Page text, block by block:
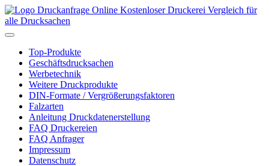
Kostenloser Druckerei Vergleich für
alle Drucksachen
Toggle
navigationTop-Produkte
Geschäftsdrucksachen
Werbetechnik
Weitere Druckprodukte
DIN-Formate / Vergrößerungsfaktoren
Falzarten
Anleitung Druckdatenerstellung
FAQ Druckereien
FAQ Anfrager
Impressum
Datenschutz